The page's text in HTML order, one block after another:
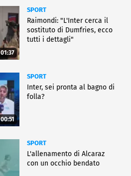
01:37
SPORT
Raimondi: "L'Inter cerca il
sostituto di Dumfries, ecco
tutti i dettagli"
00:51
SPORT
Inter, sei pronta al bagno di
folla?
SPORT
L'allenamento di Alcaraz
con un occhio bendato